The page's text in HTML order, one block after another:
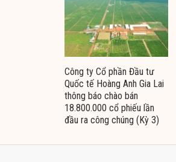
Công ty Cổ phần Đầu tư
Quốc tế Hoàng Anh Gia Lai
thông báo chào bán
18.800.000 cổ phiếu lần
đầu ra công chúng (Kỳ 3)